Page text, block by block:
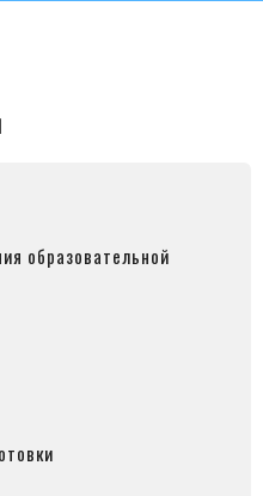
образовательной